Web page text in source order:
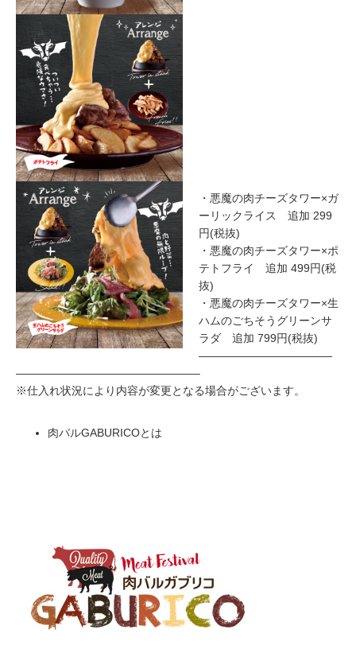
・悪魔の肉チーズタワー×ガ
ーリックライス 追加 299
円(税抜)
・悪魔の肉チーズタワー×ポ
テトフライ 追加 499円(税
抜)
・悪魔の肉チーズタワー×生
ハムのごちそうグリーンサ
ラダ 追加 799円(税抜)
————————————
————————————————–
※仕入れ状況により内容が変更となる場合がございます。
肉バルGABURICOとは